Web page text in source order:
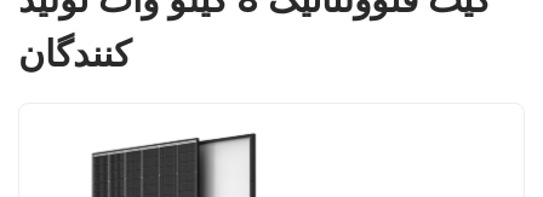
کنندگان